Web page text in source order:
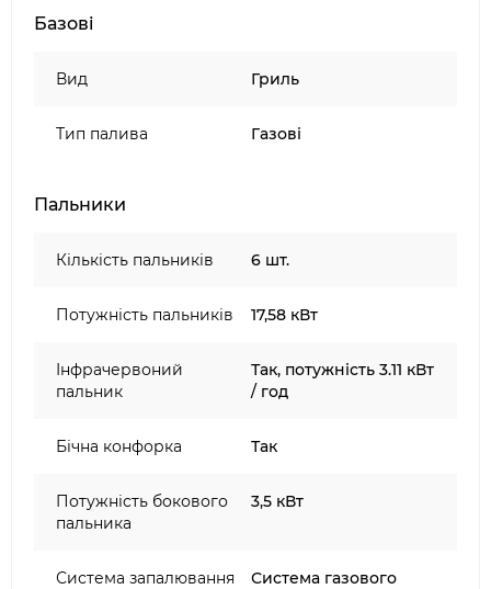
Обертовий вертел з високоякісним
інтегрований в регулювальний вентиль
Решітки для гриля з високоякісної сталі з
Смуги жарочної решітки для збереження
високоякісної сталі
Шість гачків для столових приладів
Хромовані ручки з литого алюмінію Чотири
яких - з фіксатором
дверцями
Колір - чорний
Поверхня гриля - 80,5х49 см
Базові
Вид Гриль
Тип палива Газові
Пальники
Кількість пальників 6 шт.
Потужність пальників 17,58 кВт
Інфрачервоний
пальник
Так, потужність 3.11 кВт
/ год
Бічна конфорка Так
Потужність бокового
пальника
3,5 кВт
Система запалювання
Система газового